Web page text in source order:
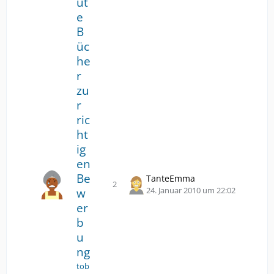
e
B
üc
he
r
zu
r
ric
ht
ig
en
Be
w
er
b
u
ng
tob
2
Antworten
TanteEmma
24. Januar 2010 um 22:02
Z